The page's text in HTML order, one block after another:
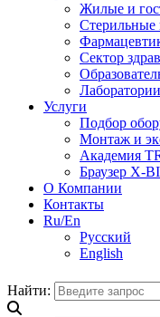
Жилые и
Сектор
Лаборатории
Услуги
Подбор
Монтаж и
Академия
Браузер X-
О Компании
Контакты
Ru/En
Русский
English
Найти: